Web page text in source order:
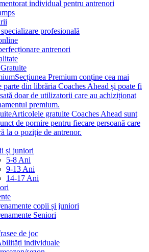
individual pentru antrenori
profesională
antrenori
Secțiunea Premium conține cea mai
parte din librăria Coaches Ahead și poate fi
doar de utilizatorii care au achiziționat
premium.
Articolele gratuite Coaches Ahead sunt
de pornire pentru fiecare persoană care
la o poziție de antrenor.
și juniori
5-8 Ani
9-13 Ani
14-17 Ani
copii și juniori
Seniori
de joc
individuale